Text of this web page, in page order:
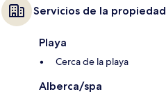
Servicios de la propiedad
Playa
Cerca de la playa
Alberca/spa